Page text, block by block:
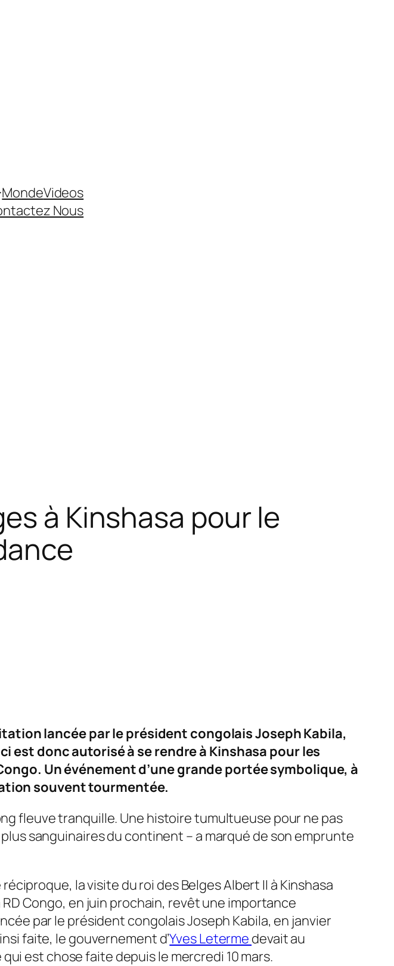
MondeVideos
Nous
à Kinshasa pour le
lancée par le président congolais Joseph Kabila,
est donc autorisé à se rendre à Kinshasa pour les
Un événement d’une grande portée symbolique, à
souvent tourmentée.
fleuve tranquille. Une histoire tumultueuse pour ne pas
sanguinaires du continent – a marqué de son emprunte
la visite du roi des Belges Albert II à Kinshasa
Congo, en juin prochain, revêt une importance
par le président congolais Joseph Kabila, en janvier
faite, le gouvernement d’Yves Leterme devait au
est chose faite depuis le mercredi 10 mars.